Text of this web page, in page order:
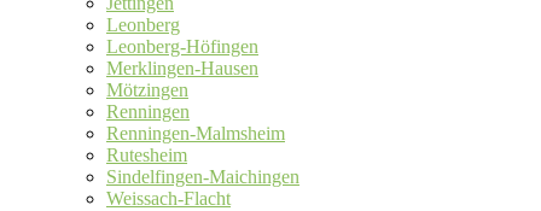
Leonberg
Leonberg-Höfingen
Merklingen-Hausen
Mötzingen
Renningen
Renningen-Malmsheim
Rutesheim
Sindelfingen-Maichingen
Weissach-Flacht